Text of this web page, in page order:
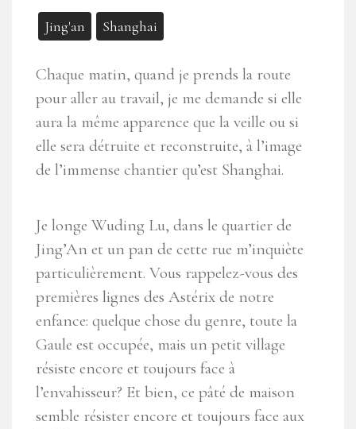
Jing'an Shanghai
Chaque matin, quand je prends la route
pour aller au travail, je me demande si elle
aura la même apparence que la veille ou si
elle sera détruite et reconstruite, à l’image
de l’immense chantier qu’est Shanghai.
Je longe Wuding Lu, dans le quartier de
Jing’An et un pan de cette rue m’inquiète
particulièrement. Vous rappelez-vous des
premières lignes des Astérix de notre
enfance: quelque chose du genre, toute la
Gaule est occupée, mais un petit village
résiste encore et toujours face à
l’envahisseur? Et bien, ce pâté de maison
semble résister encore et toujours face aux